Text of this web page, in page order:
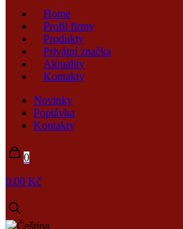
Home
Profil firmy
Produkty
Privátní značka
Aktuality
Kontakty
Novinky
Poptávka
Kontakty
0
0.00 Kč